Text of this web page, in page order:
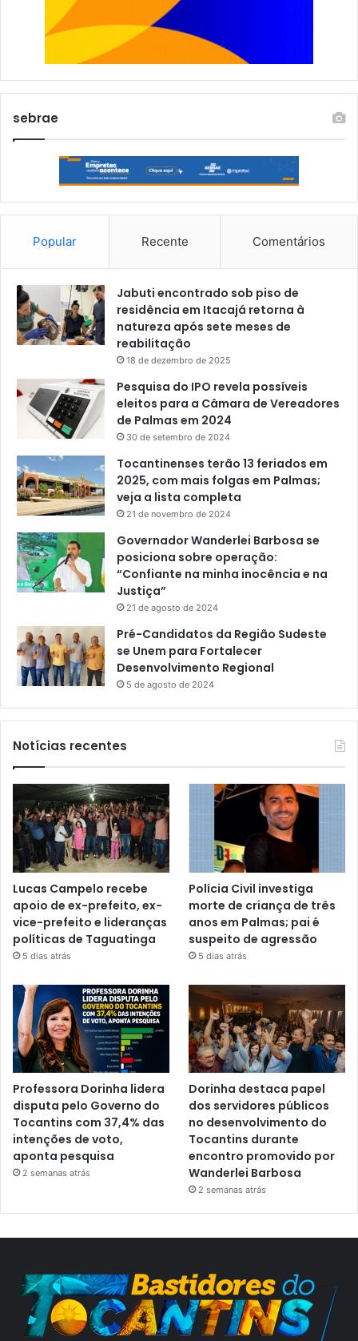
sebrae
Popular Recente Comentários
Jabuti encontrado sob piso de
residência em Itacajá retorna à
natureza após sete meses de
reabilitação
18 de dezembro de 2025
Pesquisa do IPO revela possíveis
eleitos para a Câmara de Vereadores
de Palmas em 2024
30 de setembro de 2024
Tocantinenses terão 13 feriados em
2025, com mais folgas em Palmas;
veja a lista completa
21 de novembro de 2024
Governador Wanderlei Barbosa se
posiciona sobre operação:
“Confiante na minha inocência e na
Justiça”
21 de agosto de 2024
Pré-Candidatos da Região Sudeste
se Unem para Fortalecer
Desenvolvimento Regional
5 de agosto de 2024
Notícias recentes
Lucas Campelo recebe
apoio de ex-prefeito, ex-
vice-prefeito e lideranças
políticas de Taguatinga
5 dias atrás
Polícia Civil investiga
morte de criança de três
anos em Palmas; pai é
suspeito de agressão
5 dias atrás
Professora Dorinha lidera
disputa pelo Governo do
Tocantins com 37,4% das
intenções de voto,
aponta pesquisa
2 semanas atrás
Dorinha destaca papel
dos servidores públicos
no desenvolvimento do
Tocantins durante
encontro promovido por
Wanderlei Barbosa
2 semanas atrás